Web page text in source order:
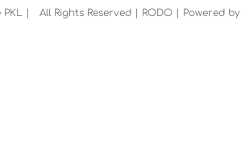
PKL | All Rights Reserved | RODO| Powered by